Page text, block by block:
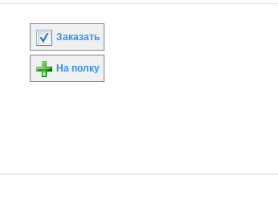
Заказать
На полку